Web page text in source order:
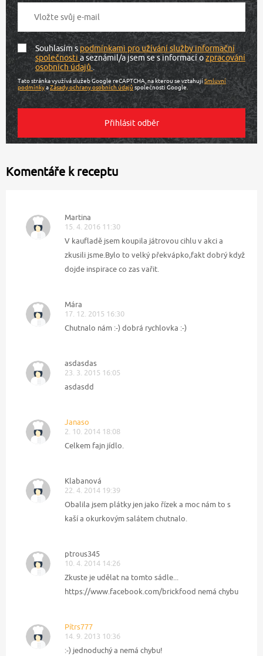
Souhlasím spodmínkami pro užívání služby informační
společnostia seznámil/a jsem se s informací ozpracování
osobních údajů.
Tato stránka využívá služeb Google reCAPTCHA, na kterou se vztahujíSmluvní
podmínkyaZásady ochrany osobních údajů společnosti Google.
Komentáře k receptu
Martina
15. 4. 2016 11:30
V kaufladě jsem koupila játrovou cihlu v akci a
zkusili jsme.Bylo to velký překvápko,fakt dobrý když
dojde inspirace co zas vařit.
Mára
17. 12. 2015 16:30
Chutnalo nám :-) dobrá rychlovka :-)
asdasdas
23. 3. 2015 16:05
asdasdd
Janaso
2. 10. 2014 18:08
Celkem fajn jídlo.
Klabanová
22. 4. 2014 19:39
Obalila jsem plátky jen jako řízek a moc nám to s
kaší a okurkovým salátem chutnalo.
ptrous345
10. 4. 2014 14:26
Zkuste je udělat na tomto sádle...
https://www.facebook.com/brickfood nemá chybu
Pítrs777
14. 9. 2013 10:36
:-) jednoduchý a nemá chybu!